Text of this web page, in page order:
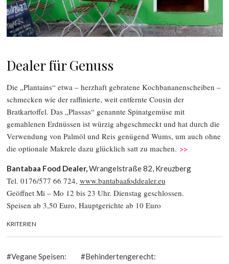
Dealer für Genuss
Die „Plantains“ etwa – herzhaft gebratene Kochbananenscheiben –
schmecken wie der raffinierte, weit entfernte Cousin der
Bratkartoffel. Das „Plassas“ genannte Spinatgemüse mit
gemahlenen Erdnüssen ist würzig abgeschmeckt und hat durch die
Verwendung von Palmöl und Reis genügend Wums, um auch ohne
die optionale Makrele dazu glücklich satt zu machen. >>
Bantabaa Food Dealer,Wrangelstraße 82, Kreuzberg
Tel. 0176/577 66 724, www.bantabaafoddealer.eu
Geöffnet Mi – Mo 12 bis 23 Uhr. Dienstag geschlossen.
Speisen ab 3,50 Euro, Hauptgerichte ab 10 Euro
KRITERIEN
Vegane Speisen: Behindertengerecht: